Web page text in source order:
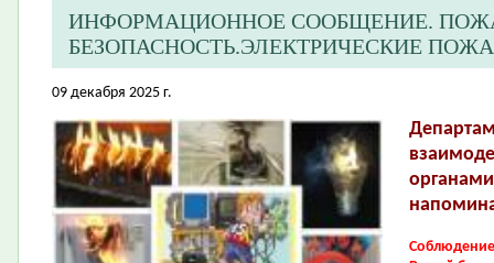
ИНФОРМАЦИОННОЕ СООБЩЕНИЕ.
БЕЗОПАСНОСТЬ.ЭЛЕКТРИЧЕСКИЕ
09 декабря 2025 г.